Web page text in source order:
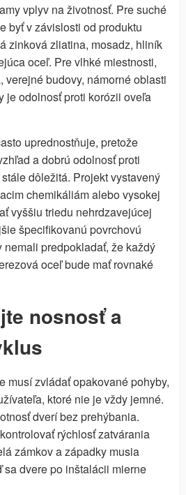
vplyv na životnosť. Pre suché
byť v závislosti od produktu
zinková zliatina, mosadz, hliník
oceľ. Pre vlhké miestnosti,
verejné budovy, námorné oblasti
je odolnosť proti korózii oveľa
uprednostňuje, pretože
a dobrú odolnosť proti
dôležitá. Projekt vystavený
chemikáliám alebo vysokej
vyššiu triedu nehrdzavejúcej
špecifikovanú povrchovú
predpokladať, že každý
oceľ bude mať rovnaké
nosnosť a
musí zvládať opakované pohyby,
ktoré nie je vždy jemné.
dverí bez prehýbania.
rýchlosť zatvárania
zámkov a západky musia
dvere po inštalácii mierne